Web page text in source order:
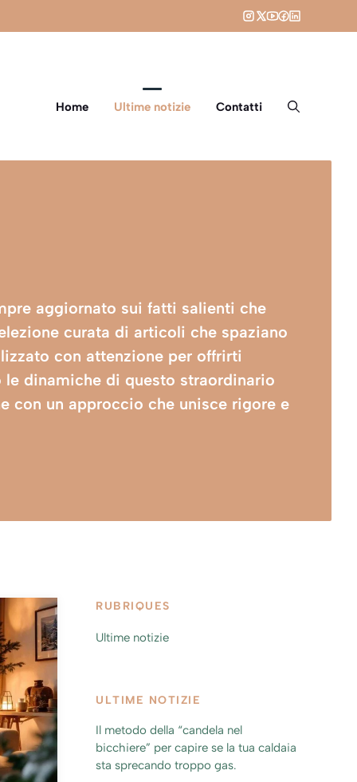
Home Ultime notizie Contatti
aggiornato sui fatti salienti che
curata di articoli che spaziano
con attenzione per offrirti
dinamiche di questo straordinario
con un approccio che unisce rigore e
RUBRIQUES
Ultime notizie
ULTIME NOTIZIE
Il metodo della “candela nel
bicchiere” per capire se la tua caldaia
sta sprecando troppo gas.